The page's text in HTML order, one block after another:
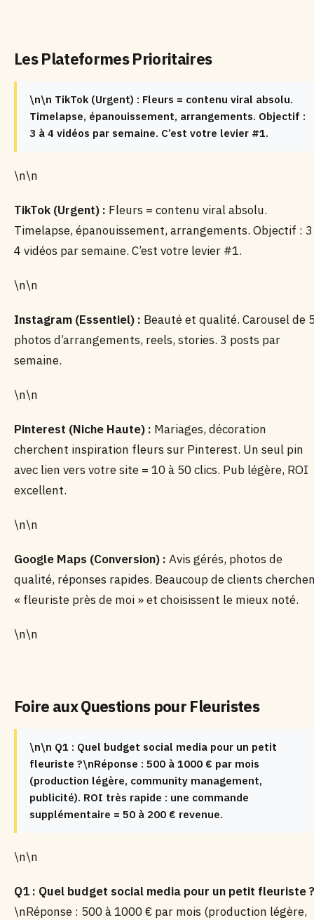
Les Plateformes Prioritaires
\n\n TikTok (Urgent) : Fleurs = contenu viral absolu.
Timelapse, épanouissement, arrangements. Objectif :
3 à 4 vidéos par semaine. C’est votre levier #1.
\n\n
TikTok (Urgent) : Fleurs = contenu viral absolu.
Timelapse, épanouissement, arrangements. Objectif :
4 vidéos par semaine. C’est votre levier #1.
\n\n
Instagram (Essentiel) : Beauté et qualité. Carousel de
photos d’arrangements, reels, stories. 3 posts par
semaine.
\n\n
Pinterest (Niche Haute) : Mariages, décoration
cherchent inspiration fleurs sur Pinterest. Un seul pin
avec lien vers votre site = 10 à 50 clics. Pub légère, ROI
excellent.
\n\n
Google Maps (Conversion) : Avis gérés, photos de
qualité, réponses rapides. Beaucoup de clients
« fleuriste près de moi » et choisissent le mieux noté.
\n\n
Foire aux Questions pour Fleuristes
\n\n Q1 : Quel budget social media pour un petit
fleuriste ?\nRéponse : 500 à 1000 € par mois
(production légère, community management,
publicité). ROI très rapide : une commande
supplémentaire = 50 à 200 € revenue.
\n\n
Q1 : Quel budget social media pour un petit fleuriste ?
\nRéponse : 500 à 1000 € par mois (production légère,